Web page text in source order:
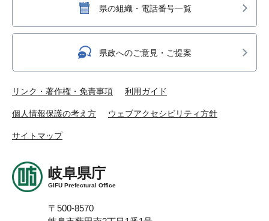
県の組織・電話番号一覧
県政へのご意見・ご提案
リンク・著作権・免責事項 利用ガイド
個人情報保護の考え方 ウェブアクセシビリティ方針
サイトマップ
岐阜県庁
GIFU Prefectural Office
〒500-8570